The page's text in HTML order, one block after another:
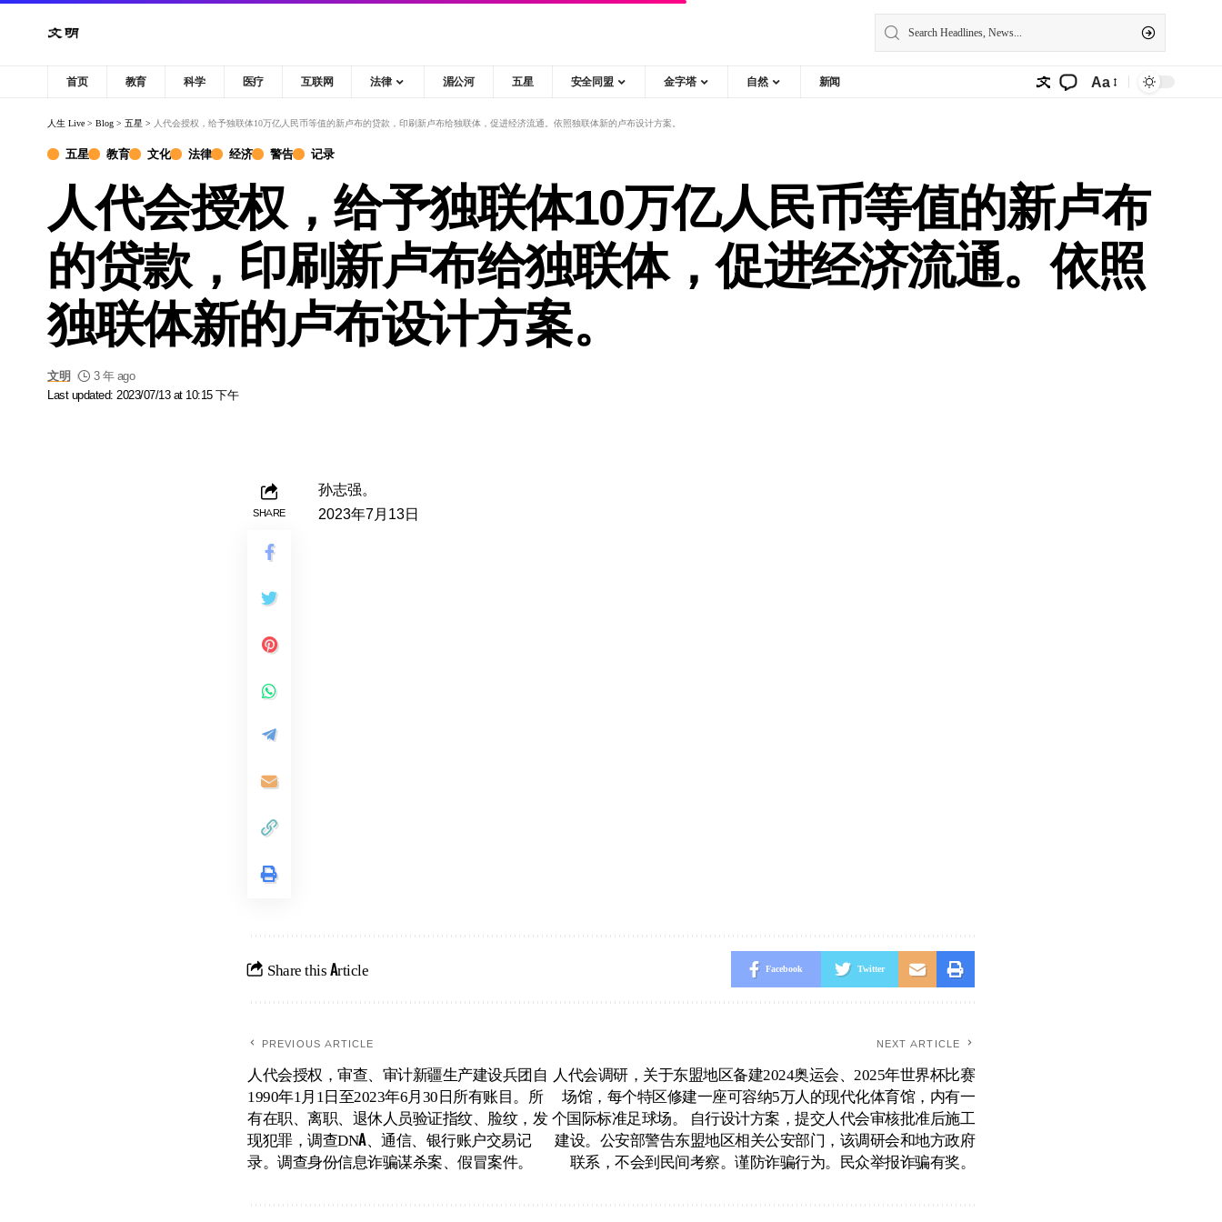
首页 教育 科学 医疗 互联网 法律 湄公河 五星 安全同盟 金字塔 自然 新闻 Aa
人生 Live > Blog > 五星 > 人代会授权，给予独联体10万亿人民币等值的新卢布的贷款，印刷新卢布给独联体，促进经济流通。依照独联体新的卢布设计方案。
五星 教育 文化 法律 经济 警告 记录
人代会授权，给予独联体10万亿人民币等值的新卢布
的贷款，印刷新卢布给独联体，促进经济流通。依照
独联体新的卢布设计方案。
Last updated: 2023/07/13 at 10:15 下午
文明 3 年 ago
SHARE
孙志强。
2023年7月13日
Share this Article Facebook Twitter
PREVIOUS ARTICLE
人代会授权，审查、审计新疆生产建设兵团自
1990年1月1日至2023年6月30日所有账目。所
有在职、离职、退休人员验证指纹、脸纹，发
现犯罪，调查DNA、通信、银行账户交易记
录。调查身份信息诈骗谋杀案、假冒案件。
NEXT ARTICLE
人代会调研，关于东盟地区备建2024奥运会、2025年世界杯比赛
场馆，每个特区修建一座可容纳5万人的现代化体育馆，内有一
个国际标准足球场。 自行设计方案，提交人代会审核批准后施工
建设。公安部警告东盟地区相关公安部门，该调研会和地方政府
联系，不会到民间考察。谨防诈骗行为。民众举报诈骗有奖。